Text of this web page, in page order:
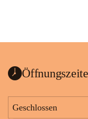
Geschlossen